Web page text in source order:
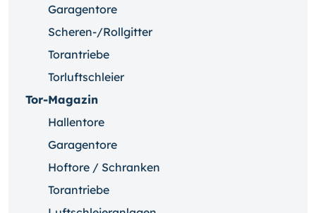
Garagentore
Scheren-/Rollgitter
Torantriebe
Torluftschleier
Tor-Magazin
Hallentore
Garagentore
Hoftore / Schranken
Torantriebe